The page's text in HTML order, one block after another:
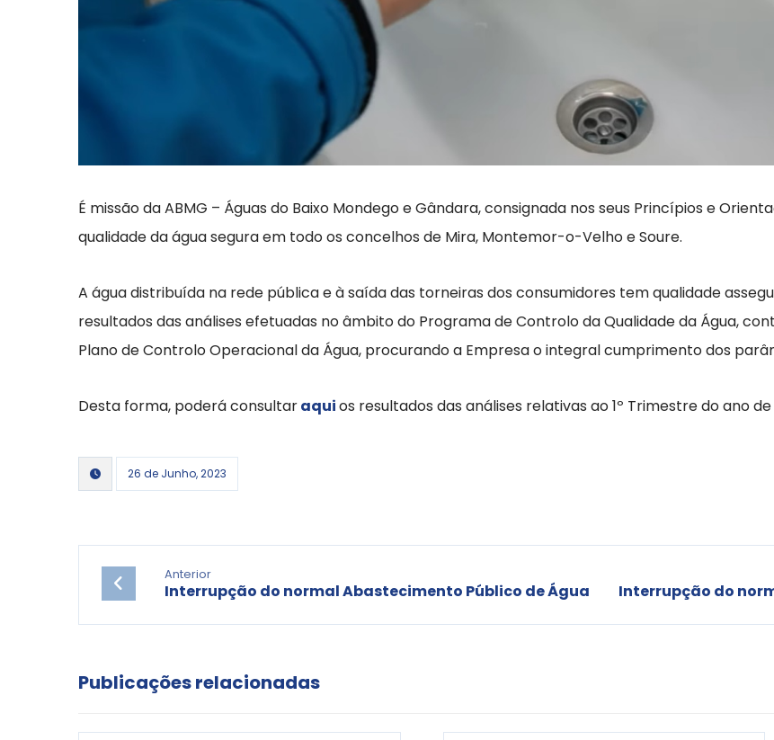
É missão da ABMG – Águas do Baixo Mondego e Gândara, consignada nos seus Princípios e
qualidade da água segura em todo os concelhos de Mira, Montemor-o-Velho e Soure.
A água distribuída na rede pública e à saída das torneiras dos consumidores tem qualidade
resultados das análises efetuadas no âmbito do Programa de Controlo da Qualidade da Água,
Plano de Controlo Operacional da Água, procurando a Empresa o integral cumprimento dos
Desta forma, poderá consultaraquios resultados das análises relativas ao 1º Trimestre do ano de
26 de Junho, 2023
Anterior
Interrupção do normal Abastecimento Público de Água Interrupção do
Publicações relacionadas